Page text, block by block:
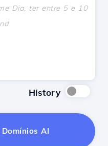
History
Domínios AI